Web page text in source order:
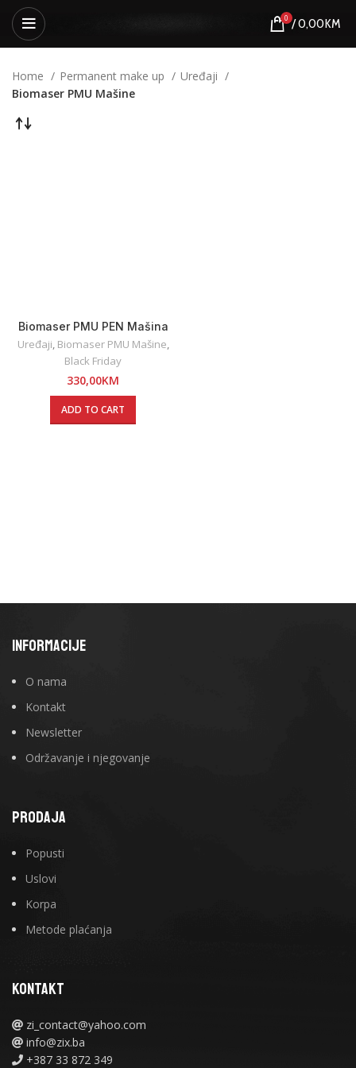
0 /0,00KM
Home Permanent make up
Uređaji
Biomaser PMU Mašine
Biomaser PMU PEN Mašina
DM-HP-9871 Black
Uređaji, Biomaser PMU Mašine,
Black Friday
330,00KM
ADD TO CART
INFORMACIJE
O nama
Kontakt
Newsletter
Održavanje i njegovanje
PRODAJA
Popusti
Uslovi
Korpa
Metode plaćanja
KONTAKT
zi_contact@yahoo.com
info@zix.ba
+387 33 872 349